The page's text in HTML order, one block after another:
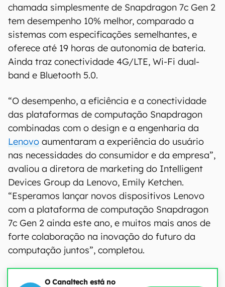
chamada simplesmente de Snapdragon 7c Gen 2
tem desempenho 10% melhor, comparado a
sistemas com especificações semelhantes, e
oferece até 19 horas de autonomia de bateria.
Ainda traz conectividade 4G/LTE, Wi-Fi dual-
band e Bluetooth 5.0.
“O desempenho, a eficiência e a conectividade
das plataformas de computação Snapdragon
combinadas com o design e a engenharia da
Lenovo aumentaram a experiência do usuário
nas necessidades do consumidor e da empresa”,
avaliou a diretora de marketing do Intelligent
Devices Group da Lenovo, Emily Ketchen.
“Esperamos lançar novos dispositivos Lenovo
com a plataforma de computação Snapdragon
7c Gen 2 ainda este ano, e muitos mais anos de
forte colaboração na inovação do futuro da
computação juntos”, completou.
O Canaltech está no